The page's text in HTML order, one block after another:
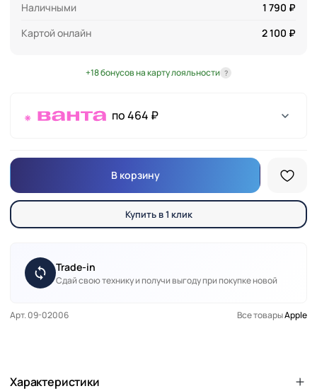
Наличными
1 790 ₽
Картой онлайн
2 100 ₽
+18 бонусов на карту лояльности ?
по 464 ₽
В корзину
Купить в 1 клик
Trade-in
Сдай свою технику и получи выгоду при покупке новой
Арт. 09-02006 Все товарыApple
Характеристики